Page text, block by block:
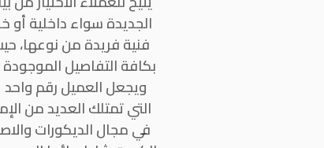
الجديدة سواء داخلية
فنية فريدة من نوعها،
بكافة التفاصيل
ويجعل العميل رقم
التي تمتلك العديد من
في مجال الديكورات